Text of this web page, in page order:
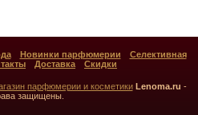
Новинки парфюмерии
Селективная
Доставка Скидки
парфюмерии и косметики Lenoma.ru -
защищены.